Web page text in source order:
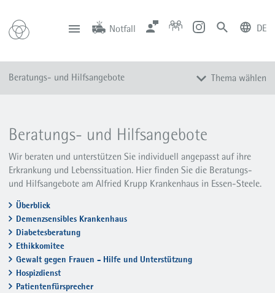
Notfall
Notfall
0201 434-1
Zentrale Anfahrt
DE
Beratungs- und Hilfsangebote Thema wählen
Demenzsensibles Krankenhaus
Ethikkomitee
Gewalt gegen Frauen - Hilfe und Unterstützung
Hospizdienst
Patientenfürsprecher
Pflegebedürftigkeit
Pflege- und Demenzberatung
Seelsorge
Beratungs- und Hilfsangebote
Wir beraten und unterstützen Sie individuell angepasst auf ihre
Erkrankung und Lebenssituation. Hier finden Sie die Beratungs-
und Hilfsangebote am Alfried Krupp Krankenhaus in Essen-Steele.
Überblick
Demenzsensibles Krankenhaus
Diabetesberatung
Ethikkomitee
Gewalt gegen Frauen - Hilfe und Unterstützung
Hospizdienst
Patientenfürsprecher